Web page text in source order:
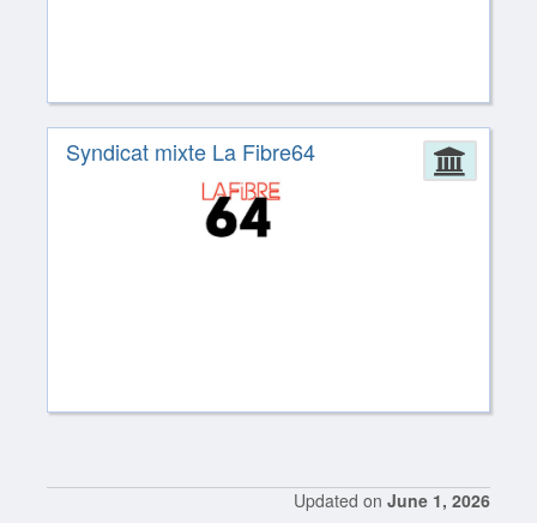
Syndicat mixte La Fibre64
Updated on June 1, 2026